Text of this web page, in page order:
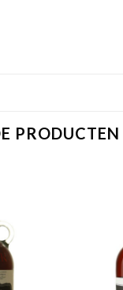
PRODUCTEN